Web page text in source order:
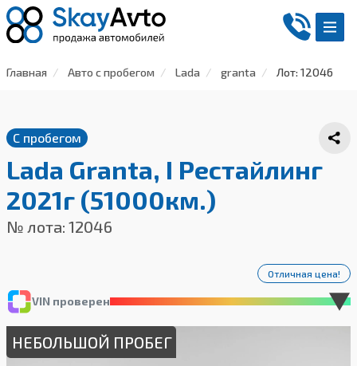
Главная Авто с пробегом Lada granta Лот: 12046
С пробегом
Lada Granta, I Рестайлинг
2021г (51000км.)
№ лота: 12046
VIN проверен
Отличная цена!
НЕБОЛЬШОЙ ПРОБЕГ